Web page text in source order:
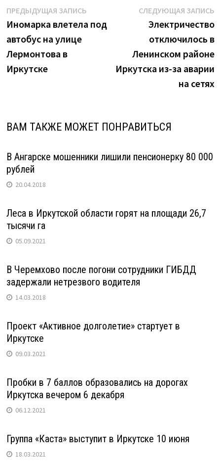
получении
взяток"
Навигация
по
записям
ПРЕДЫДУЩАЯ ЗАПИСЬПредыдущая
запись:
Иномарка влетела под
автобус на улице
Лермонтова в
Иркутске
СЛЕДУЮЩАЯ ЗАПИСЬ
Электричество
отключилось в
Ленинском районе
Иркутска из-за аварии
на сетях
ВАМ ТАКЖЕ МОЖЕТ ПОНРАВИТЬСЯ
В Ангарске мошенники лишили пенсионерку 80 000
рублей
20.04.2018
Леса в Иркутской области горят на площади 26,7
тысячи га
05.09.2021
В Черемхово после погони сотрудники ГИБДД
задержали нетрезвого водителя
14.03.2018
Проект «Активное долголетие» стартует в
Иркутске
09.03.2021
Пробки в 7 баллов образовались на дорогах
Иркутска вечером 6 декабря
06.12.2021
Группа «Каста» выступит в Иркутске 10 июня
18.03.2021